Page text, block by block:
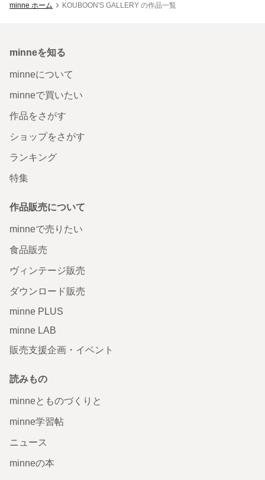
minne ホーム KOUBOON'S GALLERY の作品一覧
minneを知る
minneについて
minneで買いたい
作品をさがす
ショップをさがす
ランキング
特集
作品販売について
minneで売りたい
食品販売
ヴィンテージ販売
ダウンロード販売
minne PLUS
minne LAB
販売支援企画・イベント
読みもの
minneとものづくりと
minne学習帖
ニュース
minneの本